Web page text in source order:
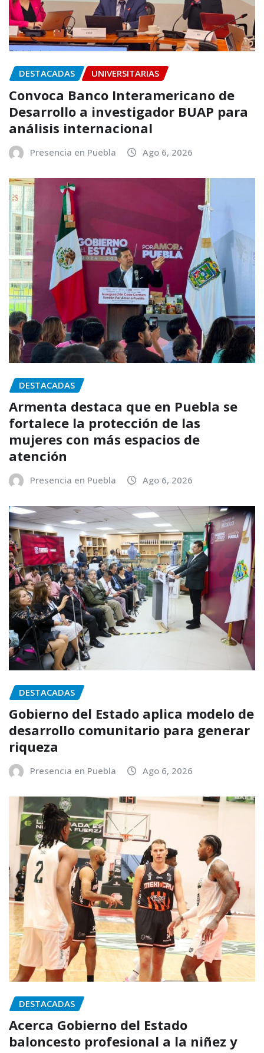
DESTACADAS UNIVERSITARIAS
Convoca Banco Interamericano de
Desarrollo a investigador BUAP para
análisis internacional
Presencia en Puebla Ago 6, 2026
DESTACADAS
Armenta destaca que en Puebla se
fortalece la protección de las
mujeres con más espacios de
atención
Presencia en Puebla Ago 6, 2026
DESTACADAS
Gobierno del Estado aplica modelo de
desarrollo comunitario para generar
riqueza
Presencia en Puebla Ago 6, 2026
DESTACADAS
Acerca Gobierno del Estado
baloncesto profesional a la niñez y